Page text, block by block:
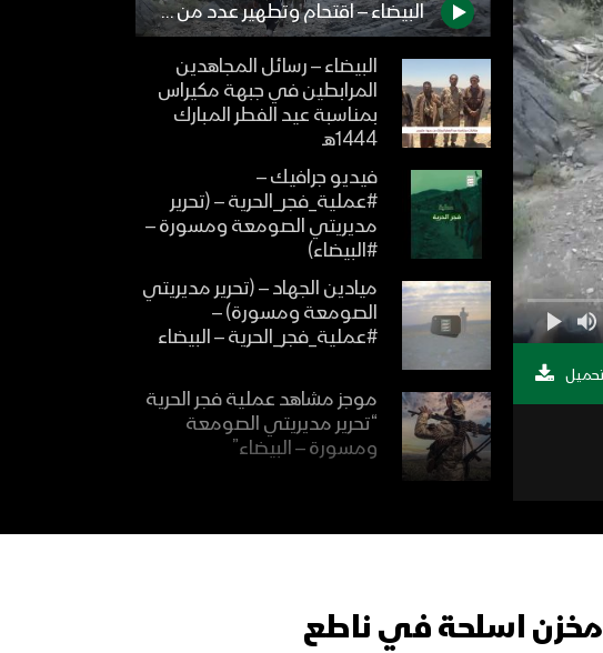
تحميل
البيضاء – اقتحام وتطهير عدد من مواقع المنافقين واحراق مخزن اسلحة في ناطع
البيضاء – رسائل المجاهدين
المرابطين في جبهة مكيراس
بمناسبة عيد الفطر المبارك
1444هـ
فيديو جرافيك –
#عملية_فجر_الحرية – (تحرير
مديريتي الصومعة ومسورة –
#البيضاء)
ميادين الجهاد – (تحرير مديريتي
الصومعة ومسورة) –
#عملية_فجر_الحرية – البيضاء
موجز مشاهد عملية فجر الحرية
“تحرير مديريتي الصومعة
ومسورة – البيضاء”
الحرية “تحرير مديريتي الصومعة
إيجاز صحفي للقوات المسلحة
يكشف عن تفاصيل ومشاهد
مخزن اسلحة في ناطع